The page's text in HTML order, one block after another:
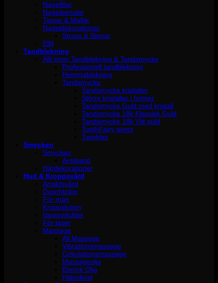
Nagelfilar
Nagelpenslar
Tippar & Mallar
Nageldekorationer
Strass & Stenar
Elfil
Tandblekning
Allt inom Tandblekning & Tandsmycke
Professionell tandblekning
Hemmablekning
Tandsmycke
Tandsmycke kristaller
Större kristaller i former
Tandsmycke Guld med kristall
Tandsmycke 18k Klassisk Guld
Tandsmycke 18k Vitt guld
ToothFairy gems
Twinkles
Smycken
Smycken
Armband
Hårdekorationer
Hud & Kroppsvård
Ansiktsvård
Duschkräm
För män
Kroppslotion
Vaxprodukter
För laser
Massage
All Massage
Vibrationsmassage
Cirkulationsmassage
Massageolja
Eterisk Olja
Hälsokost